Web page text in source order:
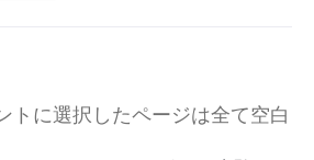
トに選択したページは全て空白